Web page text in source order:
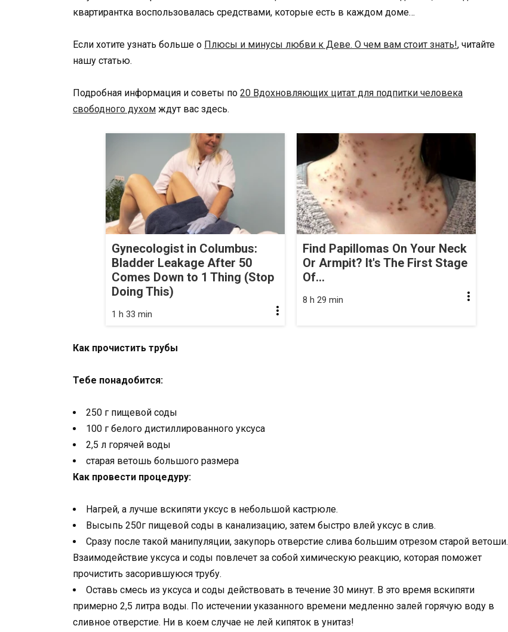
квартирантка воспользовалась средствами, которые есть в каждом доме…
Если хотите узнать больше о Плюсы и минусы любви к Деве. О чем вам стоит знать!, читайте
нашу статью.
Подробная информация и советы по 20 Вдохновляющих цитат для подпитки человека
свободного духом ждут вас здесь.
Gynecologist in Columbus:
Bladder Leakage After 50
Comes Down to 1 Thing (Stop
Doing This)
1 h 33 min
Find Papillomas On Your Neck
Or Armpit? It's The First Stage
Of...
8 h 29 min
Как прочистить трубы
Тебе понадобится:
250 г пищевой соды
100 г белого дистиллированного уксуса
2,5 л горячей воды
старая ветошь большого размера
Как провести процедуру:
Нагрей, а лучше вскипяти уксус в небольшой кастрюле.
Высыпь 250г пищевой соды в канализацию, затем быстро влей уксус в слив.
Сразу после такой манипуляции, закупорь отверстие слива большим отрезом старой ветоши.
Взаимодействие уксуса и соды повлечет за собой химическую реакцию, которая поможет
прочистить засорившуюся трубу.
Оставь смесь из уксуса и соды действовать в течение 30 минут. В это время вскипяти
примерно 2,5 литра воды. По истечении указанного времени медленно залей горячую воду в
сливное отверстие. Ни в коем случае не лей кипяток в унитаз!